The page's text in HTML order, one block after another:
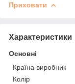
Приховати
Характеристики
Основні
Країна виробник
Колір